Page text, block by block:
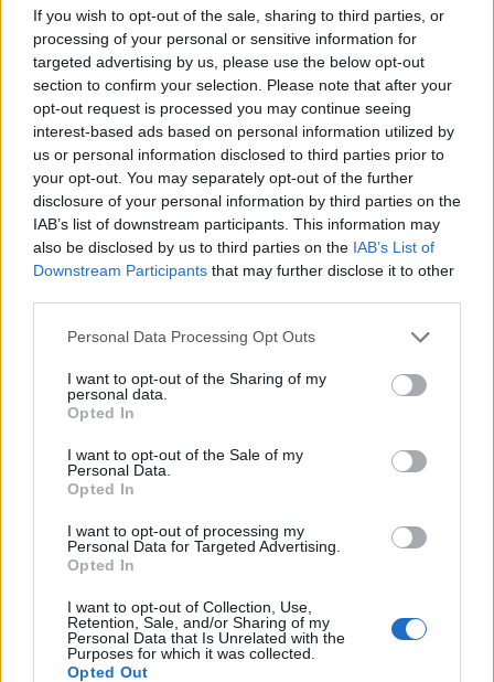
If you wish to opt-out of the sale, sharing to third parties, or
processing of your personal or sensitive information for
targeted advertising by us, please use the below opt-out
section to confirm your selection. Please note that after your
opt-out request is processed you may continue seeing
interest-based ads based on personal information utilized by
us or personal information disclosed to third parties prior to
your opt-out. You may separately opt-out of the further
disclosure of your personal information by third parties on the
IAB’s list of downstream participants. This information may
also be disclosed by us to third parties on the IAB’s List of
Downstream Participants that may further disclose it to other
Personal Data Processing Opt Outs
I want to opt-out of the Sharing of my
personal data.
Opted In
I want to opt-out of the Sale of my
Personal Data.
Opted In
I want to opt-out of processing my
Personal Data for Targeted Advertising.
Opted In
I want to opt-out of Collection, Use,
Retention, Sale, and/or Sharing of my
Personal Data that Is Unrelated with the
Purposes for which it was collected.
Opted Out
Η επανατροφοδότηση θα γίνει χωρίς
προειδοποίηση, γι' αυτό λοιπόν οι εγκαταστάσεις
και τα δίκτυα θα πρέπει να θεωρούνται ότι
ΒΡΙΣΚΟΝΤΑΙ ΣΥΝΕΧΕΙΑ ΥΠΟ ΤΑΣΗ.
Για λόγους ασφαλείας, απαγορεύεται η προσέγγιση
στους αγωγούς ή σε άλλα στοιχεία του δικτύου,
έστω και αν βρίσκονται στο έδαφος.
Διάβασε σχετικά
Πολύωρη διακοπή ρεύματος την Παρασκευή
στον Δήμο Τρίπολης
Πολύωρη διακοπή ρεύματος την Παρασκευή
στην Γορτυνία
Διάβασε περισσότερα
Τρίπολη Αρκαδία Κοινωνία